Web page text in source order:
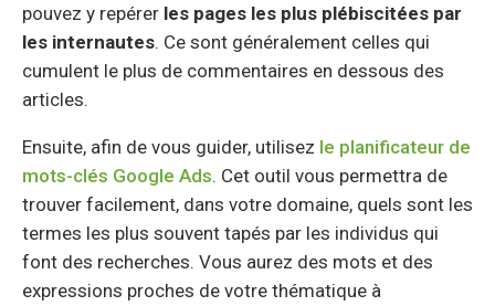
pouvez y repérer les pages les plus plébiscitées par
les internautes. Ce sont généralement celles qui
cumulent le plus de commentaires en dessous des
articles.
Ensuite, afin de vous guider, utilisez le planificateur de
mots-clés Google Ads. Cet outil vous permettra de
trouver facilement, dans votre domaine, quels sont les
termes les plus souvent tapés par les individus qui
font des recherches. Vous aurez des mots et des
expressions proches de votre thématique à